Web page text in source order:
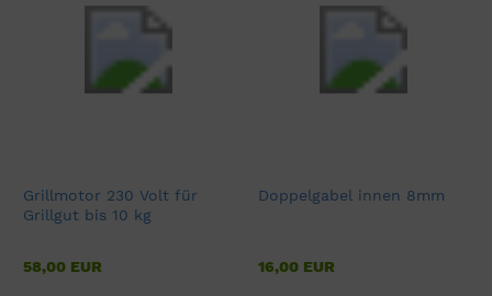
Grillmotor 230 Volt für
Grillgut bis 10 kg
58,00 EUR
Doppelgabel innen 8mm
16,00 EUR